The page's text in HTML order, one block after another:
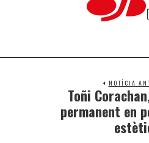
NOTÍCIA
Toñi
permanent en